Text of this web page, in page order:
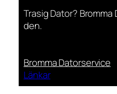
Trasig Dator?
den.
Bromma Datorservice
Länkar